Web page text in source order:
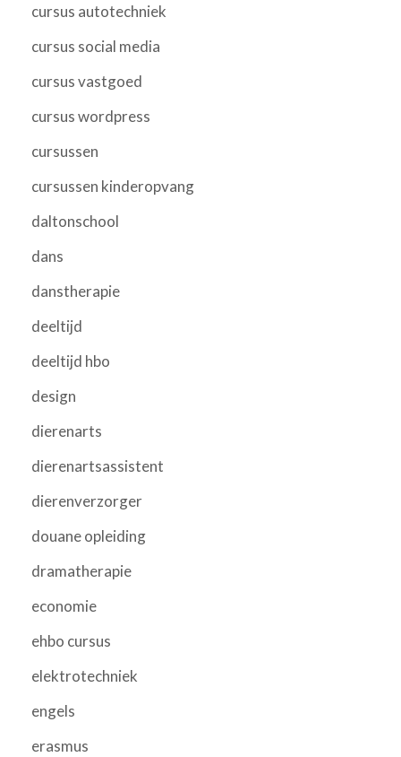
cursus autotechniek
cursus social media
cursus vastgoed
cursus wordpress
cursussen
cursussen kinderopvang
daltonschool
dans
danstherapie
deeltijd
deeltijd hbo
design
dierenarts
dierenartsassistent
dierenverzorger
douane opleiding
dramatherapie
economie
ehbo cursus
elektrotechniek
engels
erasmus